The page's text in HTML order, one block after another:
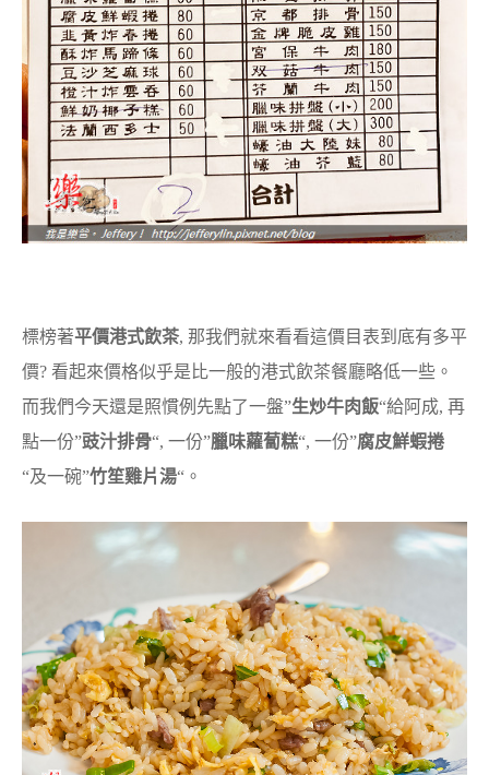
標榜著平價港式飲茶, 那我們就來看看這價目表到底有多平
價? 看起來價格似乎是比一般的港式飲茶餐廳略低一些。
而我們今天還是照慣例先點了一盤”生炒牛肉飯“給阿成, 再
點一份”豉汁排骨“, 一份”臘味蘿蔔糕“, 一份”腐皮鮮蝦捲
“及一碗”竹笙雞片湯“。